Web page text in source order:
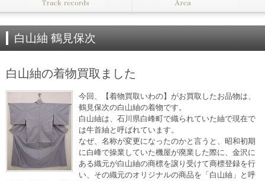
白山紬 鶴見保次
白山紬の着物買取ました
今回、【着物買取いわの】がお買取したお品物は、
鶴見保次の白山紬の着物です。
白山紬は、石川県白峰町で織られていた紬で現在で
は牛首紬と呼ばれています。
なぜ、名称が変更になったのかと言うと、昭和初期
に白峰で操業していた機屋が廃業した際に、金沢に
ある織元が白山紬の商標を譲り受けて商標登録を行
い、その織元のオリジナルの商品を「白山紬」と呼